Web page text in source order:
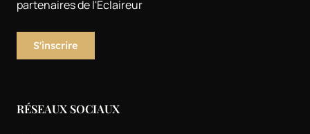
partenaires de l'Eclaireur
RÉSEAUX SOCIAUX